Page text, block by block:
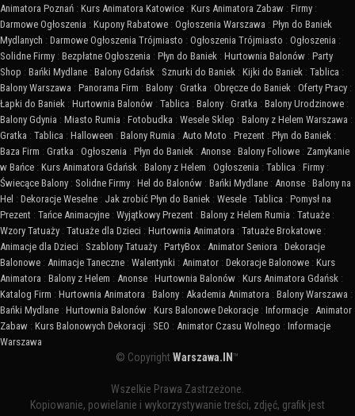
Animatora Poznań : Kurs Animatora Katowice : Kurs Animatora Zabaw : Firmy :
Darmowe Ogłoszenia : Kupony Rabatowe : Ogłoszenia Warszawa : Płyn do Baniek
Mydlanych : Darmowe Ogłoszenia Trójmiasto : Ogłoszenia Trójmiasto : Ogłoszenia :
Solidne Firmy : Bezpłatne Ogłoszenia : Płyn do Baniek : Hurtownia Balonów : Party
Shop : Bańki Mydlane : Balony Gdańsk : Sznurki do Baniek : Kijki do Baniek : Tablica :
Balony Warszawa : Panorama Firm : Balony : Gratka : Obręcze do Baniek : Oferty Pracy :
Łapki do Baniek : Hurtownia Balonów : Tablica : Balony : Gratka : Balony Urodzinowe :
Balony Gdynia : Miasto Rumia : Fotobudka : Wesele Sklep : Balony z Helem Warszawa :
Gratka : Tablica : Halloween : Balony Rumia : Auto Moto : Prezent : Płyn do Baniek :
Baza Firm : Gratka : Ogłoszenia : Płyn do Baniek : Anonse : Balony Foliowe : Zamykanie
w Bańce : Kurs Animatora Gdańsk : Balony z Helem : Ogłoszenia : Tablica : Firmy :
Świecące Balony : Solidne Firmy : Hel do Balonów : Bańki Mydlane : Anonse : Balony na
Hel : Dekoracje Weselne : Jak zrobić Płyn do Baniek : Wesele : Tablica : Pomysł na
Prezent : Tańce Animacyjne : Wyjątkowy Prezent : Balony z Helem Rumia : Tatuaże :
Wzory Tatuaży : Tatuaże dla Dzieci : Hurtownia Animatora : Tatuaże Brokatowe :
Animacje dla Dzieci : Szablony Tatuaży : PartyBox : Animator Seniora : Dekoracje
Balonowe : Animacje Taneczne : Walentynki : Animator : Dekoracje Balonowe : Kurs
Animatora : Balony z Helem : Anonse : Hurtownia Balonów : Kurs Animatora Gdańsk :
Katalog Firm : Hurtownia Animatora : Balony : Akademia Animatora : Balony Warszawa :
Bańki Mydlane : Hurtownia Balonów : Kurs Balonowe Dekoracje : Informacje : Animator
Zabaw : Kurs Balonowych Dekoracji : SEO : Animator Czasu Wolnego : Informacje
Warszawa
© CopyrightWarszawa.IN ™
Wszelkie Prawa Zastrzeżone.
Kopiowanie, powielanie i wykorzystywanie treści, zdjęć, grafik jest